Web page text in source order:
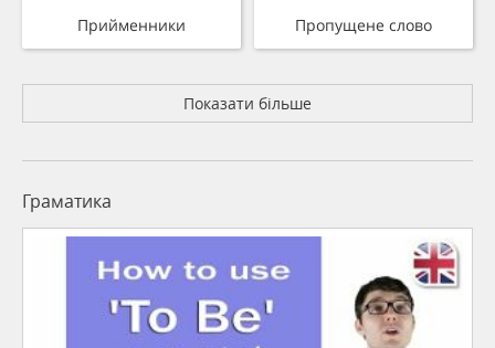
Прийменники Пропущене слово
Показати більше
Граматика